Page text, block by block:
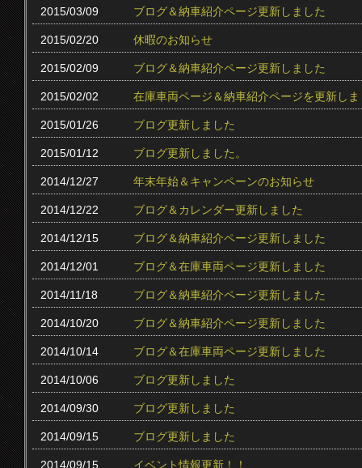
2015/03/09 ブログ＆納車紹介ページ更新しました
2015/02/20 休暇のお知らせ
2015/02/09 ブログ＆納車紹介ページ更新しました
2015/02/02 在庫車両ページ＆納車紹介ページを更新し
2015/01/26 ブログ更新しました
2015/01/12 ブログ更新しました。
2014/12/27 年末年始＆キャンペーンのお知らせ
2014/12/22 ブログ＆カレンダー更新しました
2014/12/15 ブログ＆納車紹介ページ更新しました
2014/12/01 ブログ＆在庫車両ページ更新しました
2014/11/18 ブログ＆納車紹介ページ更新しました
2014/10/20 ブログ＆納車紹介ページ更新しました
2014/10/14 ブログ＆在庫車両ページ更新しました
2014/10/06 ブログ更新しました
2014/09/30 ブログ更新しました
2014/09/15 ブログ更新しました
2014/09/15 イベント情報更新！！